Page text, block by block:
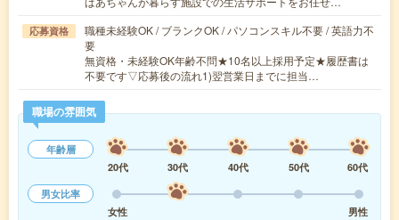
応募資格
職種未経験OK / ブランクOK / パソコンスキル不要 / 英語力不
要
無資格・未経験OK年齢不問★10名以上採用予定★履歴書は
不要です▽応募後の流れ1)翌営業日までに担当…
職場の雰囲気
年齢層
20代
30代 40代 50代
60代
男女比率
女性
男性